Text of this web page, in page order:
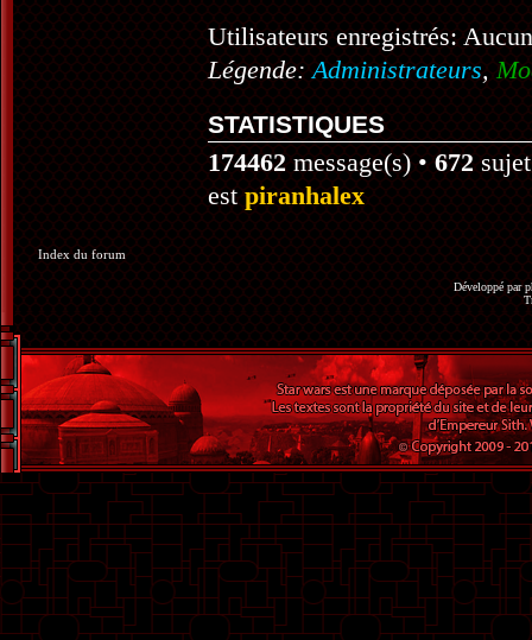
Utilisateurs enregistrés:
Légende:Administrateurs,
STATISTIQUES
174462 message(s) • 672
est piranhalex
Index du forum
Développé par